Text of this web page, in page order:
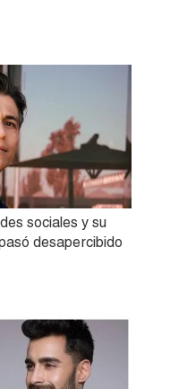
sociales y su
desapercibido